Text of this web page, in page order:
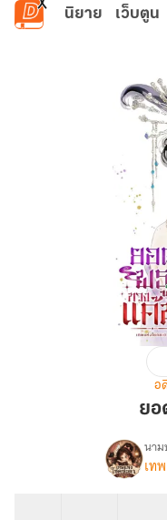
ข้ามไปยังเนื้อหาหลัก
นิยาย เว็บตูน
อ
ยอ
นา
เท